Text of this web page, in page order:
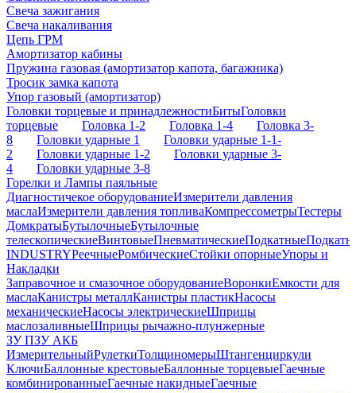
Свеча зажигания
Свеча накаливания
Цепь ГРМ
Амортизатор кабины
Пружина газовая (амортизатор капота, багажника)
Тросик замка капота
Упор газовый (амортизатор)
Головки торцевые и принадлежностиБитыГоловки
торцевые
Головка 1-2 Головка 1-4
Головка 3-
8
Головки ударные 1
Головки ударные 1-1-
2
Головки ударные 1-2
Головки ударные 3-
4
Головки ударные 3-8
Горелки и Лампы паяльные
Диагностичекое оборудованиеИзмерители давления
маслаИзмерители давления топливаКомпрессометрыТестеры
ДомкратыБутылочныеБутылочные
телескопическиеВинтовыеПневматическиеПодкатные
INDUSTRYРеечныеРомбическиеСтойки опорныеУпоры и
Накладки
Заправочное и смазочное оборудованиеВоронкиЕмкости для
маслаКанистры металлКанистры пластикНасосы
механическиеНасосы электрическиеШприцы
маслозаливныеШприцы рычажно-плунжерные
ЗУ ПЗУ АКБ
ИзмерительныйРулеткиТолщиномерыШтангенциркули
КлючиБаллонные крестовыеБаллонные торцевыеГаечные
комбинированныеГаечные накидныеГаечные